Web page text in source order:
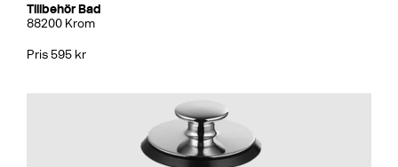
Tillbehör Bad
88200 Krom
Pris 595 kr